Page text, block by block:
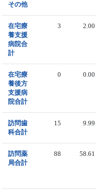
その他
在宅療
養支援
病院合
計
3 2.00
在宅療
養後方
支援病
院合計
0 0.00
訪問歯
科合計
15 9.99
訪問薬
局合計
88 58.61